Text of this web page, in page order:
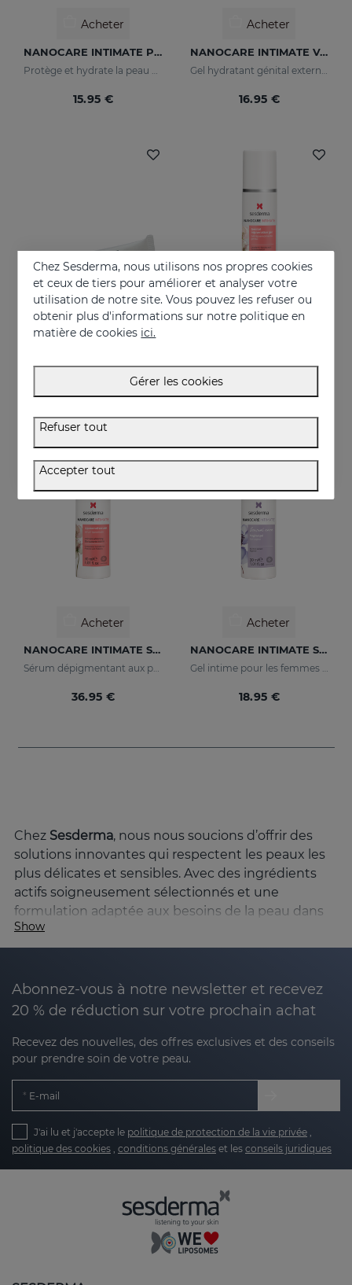
Acheter
NANOCARE INTIMATE Protecteur Intime
15.95 €
Acheter
NANOCARE INTIMATE Velvet Care Gel Hydratant Pour Les Organes Génitaux Externes
16.95 €
Acheter
Crema-gel hidratante especialmente indicado para la sequedad vaginal
36.95 €
Acheter
Aide à améliorer l'apparence de la zone intime féminine
36.95 €
Acheter
NANOCARE INTIMATE Sérum Éclaircissant
Sérum dépigmentant aux principes actifs qui améliorent le tonus et l'apparence de la zone intime.
36.95 €
Acheter
NANOCARE INTIMATE Sensual Care
Gel intime pour les femmes dont les principes actifs aident à augmenter la sensibilité de la zone intime.
18.95 €
Chez Sesderma, nous nous soucions d’offrir des
solutions innovantes qui respectent les peaux les
plus délicates et sensibles. Avec des ingrédients
actifs soigneusement sélectionnés et une
formulation adaptée aux besoins de la peau dans
cette zone délicate, NANOCARE INTIMATE est le
choix parfait pour ceux qui cherchent à maintenir
Pourquoi choisir Nanocare Intimate ?
préserver le bien-être personnel. Nanocare
Intimate de Sesderma est spécialement formulé
pouragir sur la peau de la zone intime féminine
avec un maximum de délicatesse et d'efficacité.
La ligne Nanocare Intimatese concentre non
seulement sur le nettoyage, mais aussi sur
l'hydratation, la protection et le soulagement des
irritations ou de l'inconfort dans la zone intime.
vous recherchez une solution complète, fiable et
testée dermatologiquement, NANOCARE
INTIMATE est votre allié idéal.
Technologie Nanotech : innovation pour
Show
Abonnez-vous à notre newsletter et recevez
20 % de réduction sur votre prochain achat
Recevez des nouvelles, des offres exclusives et des conseils
pour prendre soin de votre peau.
E-mail
J'ai lu et j'accepte le politique de protection de la vie privée ,
politique des cookies , conditions générales et les conseils juridiques
Chez Sesderma, nous utilisons nos propres cookies
et ceux de tiers pour améliorer et analyser votre
utilisation de notre site. Vous pouvez les refuser ou
obtenir plus d'informations sur notre politique en
matière de cookies ici.
Gérer les cookies
Refuser tout
Accepter tout